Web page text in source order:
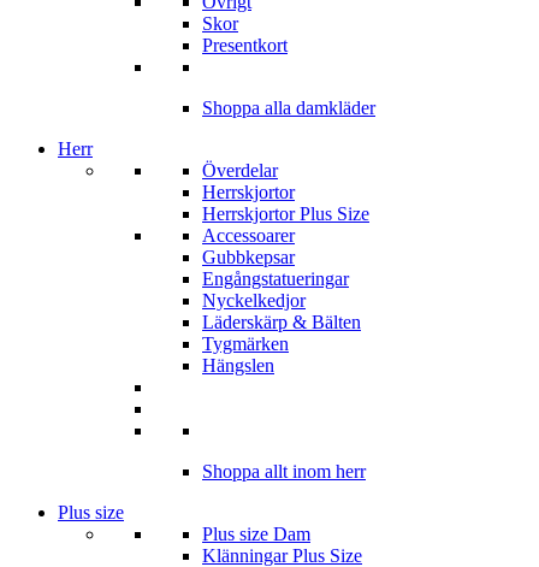
Skor
Presentkort
Shoppa alla damkläder
Herr
Överdelar
Herrskjortor
Herrskjortor Plus Size
Accessoarer
Gubbkepsar
Engångstatueringar
Nyckelkedjor
Läderskärp & Bälten
Tygmärken
Hängslen
Shoppa allt inom herr
Plus size
Plus size Dam
Klänningar Plus Size